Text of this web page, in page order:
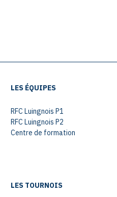
LES ÉQUIPES
RFC Luingnois P1
RFC Luingnois P2
Centre de formation
LES TOURNOIS